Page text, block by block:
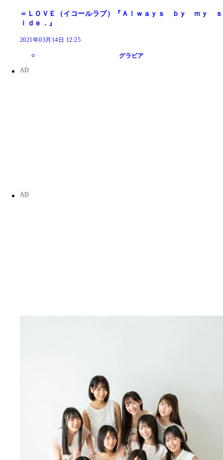
＝ＬＯＶＥ（イコールラブ）『Ａｌｗａｙｓ ｂｙ ｍｙ ｓ
ｉｄｅ．』
2021年03月14日 12:25
グラビア